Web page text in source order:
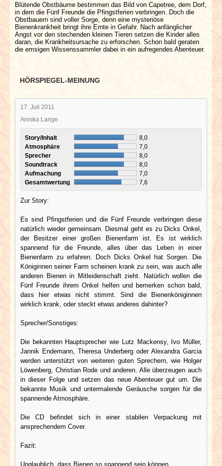
Blütende Obstbäume bestimmen das Bild von Capetree, dem Dorf,
in dem die Fünf Freunde die Pfingstferien verbringen. Doch die
Obstbauern sind voller Sorge, denn eine mysteriöse
Bienenkrankheit bringt ihre Ernte in Gefahr. Nach anfänglicher
Angst vor den stechenden kleinen Tieren setzen die Kinder alles
daran, die Krankheitsursache zu erforschen. Schon bald geraten
die emsigen Wissenssammler dabei in ein aufregendes Abenteuer.
HÖRSPIEGEL-MEINUNG
17. Juli 2011
Annika Lange
Story/Inhalt
8,0
Atmosphäre
7,0
Sprecher
8,0
Soundtrack
8,0
Aufmachung
7,0
Gesamtwertung
7,6
Zur Story:
Es sind Pfingstferien und die Fünf Freunde verbringen diese
natürlich wieder gemeinsam. Diesmal geht es zu Dicks Onkel,
der Besitzer einer großen Bienenfarm ist. Es ist wirklich
spannend für die Freunde, alles über das Leben in einer
Bienenfarm zu erfahren. Doch Dicks Onkel hat Sorgen. Die
Königinnen seiner Farm scheinen krank zu sein, was auch alle
anderen Bienen in Mitleidenschaft zieht. Natürlich wollen die
Fünf Freunde ihrem Onkel helfen und bemerken schon bald,
dass hier etwas nicht stimmt. Sind die Bienenköniginnen
wirklich krank, oder steckt etwas anderes dahinter?
Sprecher/Sonstiges:
Die bekannten Hauptsprecher wie Lutz Mackensy, Ivo Müller,
Jannik Endemann, Theresa Underberg oder Alexandra Garcia
werden unterstützt von weiteren guten Sprechern, wie Holger
Löwenberg, Christian Rode und anderen. Alle überzeugen auch
in dieser Folge und setzen das neue Abenteuer gut um. Die
bekannte Musik und untermalende Geräusche sorgen für die
spannende Atmosphäre.
Die CD befindet sich in einer stabilen Verpackung mit
ansprechendem Cover.
Fazit:
Unglaublich, dass Bienen so spannend sein können…